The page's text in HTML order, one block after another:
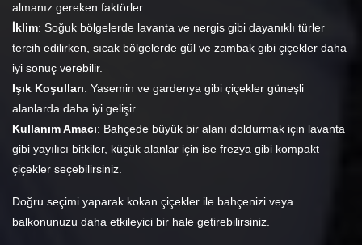
almanız gereken faktörler:
İklim: Soğuk bölgelerde lavanta ve nergis gibi dayanıklı türler
tercih edilirken, sıcak bölgelerde gül ve zambak gibi çiçekler daha
iyi sonuç verebilir.
Işık Koşulları: Yasemin ve gardenya gibi çiçekler güneşli
alanlarda daha iyi gelişir.
Kullanım Amacı: Bahçede büyük bir alanı doldurmak için lavanta
gibi yayılıcı bitkiler, küçük alanlar için ise frezya gibi kompakt
çiçekler seçebilirsiniz.
Doğru seçimi yaparak kokan çiçekler ile bahçenizi veya
balkonunuzu daha etkileyici bir hale getirebilirsiniz.